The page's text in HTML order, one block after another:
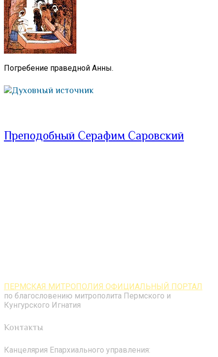
Погребение праведной Анны.
Духовный источник
Преподобный Серафим Саровский
ПЕРМСКАЯ МИТРОПОЛИЯ ОФИЦИАЛЬНЫЙ ПОРТАЛ
по благословению митрополита Пермского и
Кунгурского Игнатия
Контакты
Канцелярия Епархиального управления: